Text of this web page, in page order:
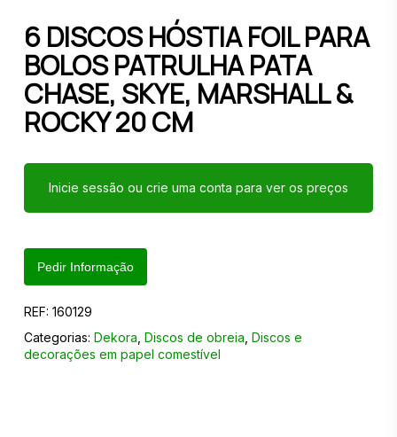
6 DISCOS HÓSTIA FOIL PARA
BOLOS PATRULHA PATA
CHASE, SKYE, MARSHALL &
ROCKY 20 CM
Inicie sessão ou crie uma conta para ver os preços
Pedir Informação
REF: 160129
Categorias: Dekora Discos de obreia Discos e
decorações em papel comestível